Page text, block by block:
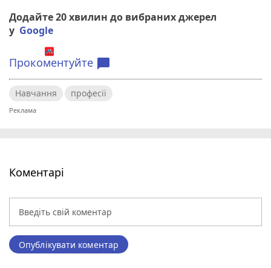
Додайте 20 хвилин до вибраних джерел
у Google
Прокоментуйте chat_bubble
Навчання професії
Коментарі
Опублікувати коментар